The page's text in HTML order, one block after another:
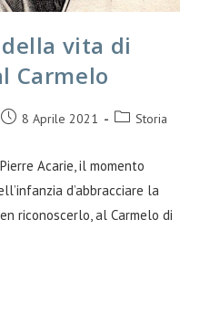
vita di
Carmelo
8 Aprile 2021 Storia
Acarie, il momento
d’abbracciare la
riconoscerlo, al Carmelo di